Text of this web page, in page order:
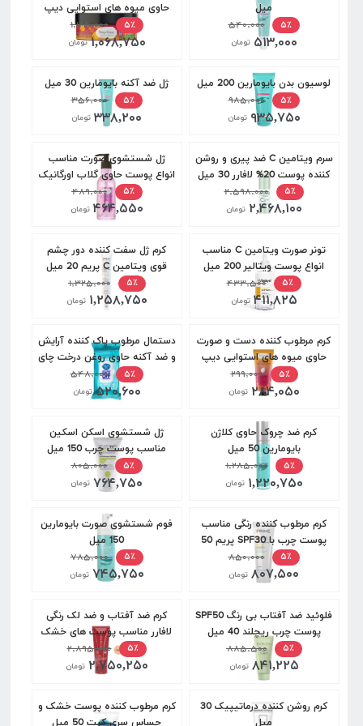
میل
۵٪
۵۴۰,۰۰۰
۵۱۳,۰۰۰ تومان
حاوی میوه های استوایی دیپ
سنس 200 میل
۵٪ ۱,۱۲۵,۰۰۰
۱,۰۶۸,۷۵۰ تومان
لوسیون بدن بایومارین 200 میل
۵٪
۹۸۵,۰۰۰
۹۳۵,۷۵۰ تومان
ژل ضد آکنه بایومارین 30 میل
۵٪
۳۵۶,۰۰۰
۳۳۸,۲۰۰ تومان
سرم ویتامین C ضد پیری و روشن
کننده پوست 20% لافارر 30 میل
۵٪
۲,۵۹۸,۰۰۰
۲,۴۶۸,۱۰۰ تومان
ژل شستشوی صورت مناسب
انواع پوست حاوی گلاب اورگانیک
دیپ سنس 250 میل
۵٪ ۴۸۹,۰۰۰
۴۶۴,۵۵۰ تومان
تونر صورت ویتامین C مناسب
انواع پوست ویتالیر 200 میل
۵٪
۴۳۳,۵۰۰
۴۱۱,۸۲۵ تومان
کرم ژل سفت کننده دور چشم
قوی ویتامین C پریم 20 میل
۵٪
۱,۳۲۵,۰۰۰
۱,۲۵۸,۷۵۰ تومان
كرم مرطوب كننده دست و صورت
حاوی میوه ھای استوايی دیپ
سنس 60 میل
۵٪ ۲۹۹,۰۰۰
۲۸۴,۰۵۰ تومان
دستمال مرطوب پاک کننده آرایش
و ضد آکنه حاوی روغن درخت چای
عددی
۵٪ ۵۴۸,۰۰۰
۵۲۰,۶۰۰ تومان
کرم ضد چروک حاوی کلاژن
بایومارین 50 میل
۵٪
۱,۲۸۵,۰۰۰
۱,۲۲۰,۷۵۰ تومان
ژل شستشوی اسکن اسکین
مناسب پوست چرب 150 میل
۵٪
۸۰۵,۰۰۰
۷۶۴,۷۵۰ تومان
کرم مرطوب کننده رنگی مناسب
پوست چرب با SPF30 پریم 50
میل
۵٪ ۸۵۰,۰۰۰
۸۰۷,۵۰۰ تومان
فوم شستشوی صورت بایومارین
150 میل
۵٪
۷۸۵,۰۰۰
۷۴۵,۷۵۰ تومان
فلوئید ضد آفتاب بی رنگ SPF50
پوست چرب ریچلند 40 میل
۵٪
۸۸۵,۵۰۰
۸۴۱,۲۲۵ تومان
کرم ضد آفتاب و ضد لک رنگی
لافارر مناسب پوست های خشک
میل -برنز
۵٪ ۲,۸۹۵,۰۰۰
۲,۷۵۰,۲۵۰ تومان
کرم روشن کننده درماتیپیک 30
میل
کرم مرطوب کننده پوست خشک و
حساس سری کیت 50 ميل